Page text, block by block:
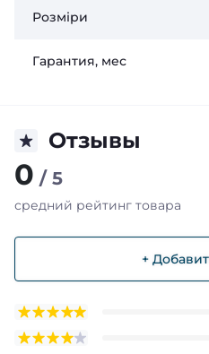
Розміри
Гарантия, мес
Отзывы
0 / 5
средний рейтинг товара
+